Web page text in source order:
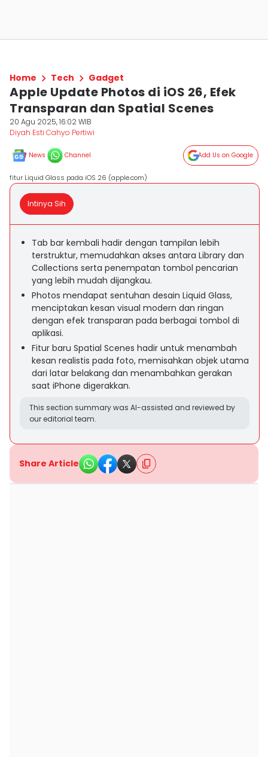
Home Tech Gadget
Apple Update Photos di iOS 26, Efek
Transparan dan Spatial Scenes
20 Agu 2025, 16:02 WIB
Diyah Esti Cahyo Pertiwi
News Channel Add Us on Google
fitur Liquid Glass pada iOS 26 (apple.com)
Intinya Sih
Tab bar kembali hadir dengan tampilan lebih
terstruktur, memudahkan akses antara Library dan
Collections serta penempatan tombol pencarian
yang lebih mudah dijangkau.
Photos mendapat sentuhan desain Liquid Glass,
menciptakan kesan visual modern dan ringan
dengan efek transparan pada berbagai tombol di
aplikasi.
Fitur baru Spatial Scenes hadir untuk menambah
kesan realistis pada foto, memisahkan objek utama
dari latar belakang dan menambahkan gerakan
saat iPhone digerakkan.
This section summary was AI-assisted and reviewed by
our editorial team.
Share Article